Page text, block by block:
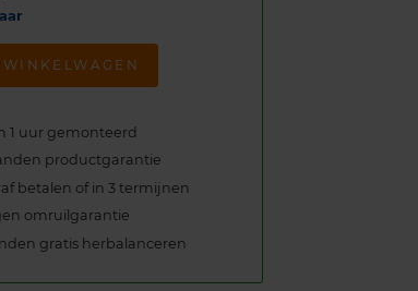
1 uur gemonteerd
productgarantie
betalen of in 3 termijnen
omruilgarantie
gratis herbalanceren